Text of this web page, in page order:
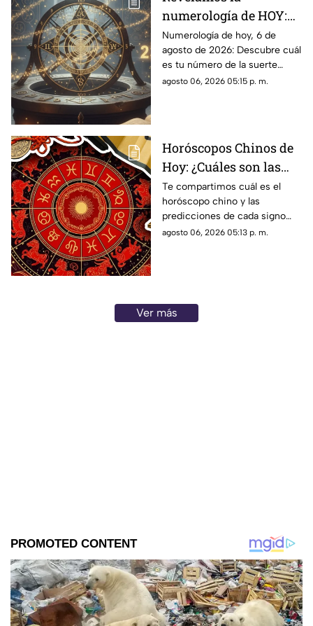
numerología de HOY:
Conoce el número de la
suerte de este jueves 6
de agosto de 2026, para
cada signo del zodiaco
Numerología de hoy, 6 de
agosto de 2026: Descubre cuál
es tu número de la suerte
según tu signo zodiacal.
agosto 06, 2026 05:15 p. m.
Horóscopos Chinos de
Hoy: ¿Cuáles son las
predicciones para este
jueves 6 de agosto de
2026?
Te compartimos cuál es el
horóscopo chino y las
predicciones de cada signo
para el día de hoy, jueves 6 de
agosto 06, 2026 05:13 p. m.
Ver más